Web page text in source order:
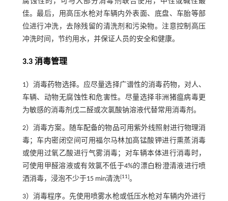
佳。最后，用高压水枪对车辆内外表面、底盘、车胎等部
位进行冲洗，去除残留的清洗剂和污染物。注意控制高压
冲洗时间，节约用水，并保证人员的安全和健康。
3.3 消毒管理
1）消毒药物选择。应尽量选择广谱性的消毒药物，对人、
车辆、动物无腐蚀性和危害性。尽量选择非洲猪瘟病毒更
为敏感的消毒剂戊二醛或次氯酸钠溶液代替常用消毒剂。
2）消毒方案。随车配备的物品可用紫外线照射进行物理消
毒；车内密闭空间可用福尔马林加高锰酸钾进行熏蒸消毒
或使用过氧乙酸进行气雾消毒；对车辆本体进行消毒时，
可使用甲醛溶液或有效氯不低于4%的漂白粉澄清液进行喷
洒消毒，浸泡不少于15 min清洗[11]。
3）消毒程序。先使用喷雾水枪或低压水枪对车辆内外进行